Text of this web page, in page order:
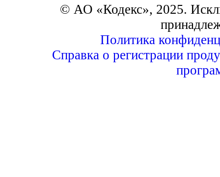
© АО «Кодекс», 2025.
Политика
Справка о регистрации